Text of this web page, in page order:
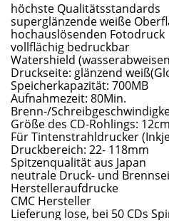
höchste Qualitätsstandards
superglänzende weiße
hochauslösenden Fotodruck
vollflächig bedruckbar
Watershield
Druckseite: glänzend
Speicherkapazität: 700MB
Aufnahmezeit: 80Min.
Brenn-/
Größe des CD-Rohlings: 12cm
Für Tintenstrahldrucker
Druckbereich: 22- 118mm
Spitzenqualität aus Japan
neutrale Druck- und
Herstelleraufdrucke
CMC Hersteller
Lieferung lose, bei 50 CDs